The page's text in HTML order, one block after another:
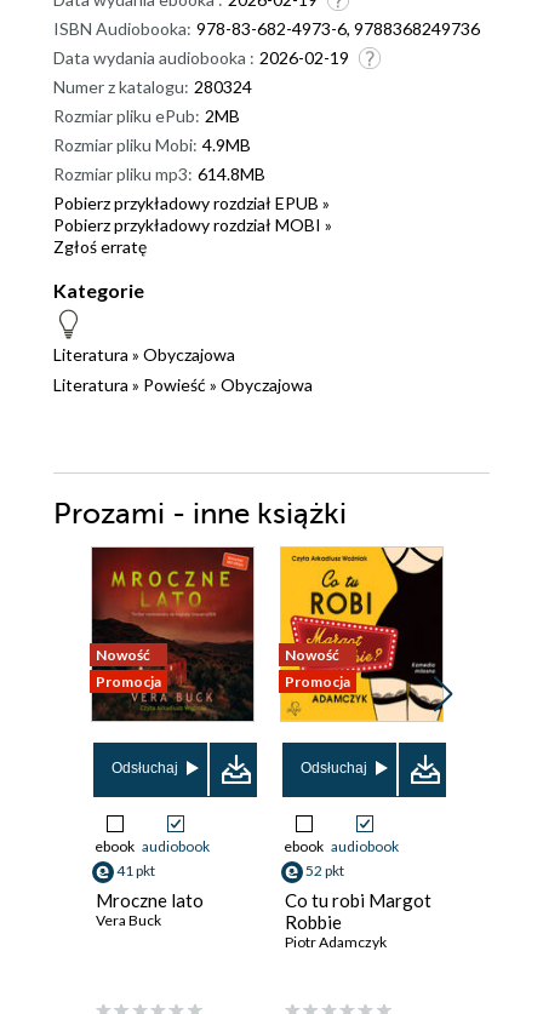
ISBN Audiobooka: 978-83-682-4973-6, 9788368249736
Data wydania audiobooka : 2026-02-19
Numer z katalogu: 280324
Rozmiar pliku ePub: 2MB
Rozmiar pliku Mobi: 4.9MB
Rozmiar pliku mp3: 614.8MB
Pobierz przykładowy rozdział EPUB »
Pobierz przykładowy rozdział MOBI »
Zgłoś erratę
Kategorie
Literatura » Obyczajowa
Literatura » Powieść » Obyczajowa
Prozami - inne książki
Nowość
Promocja
Odsłuchaj
ebook audiobook
41 pkt
Mroczne lato
Vera Buck
Nowość
Promocja
Odsłuchaj
ebook audiobook
52 pkt
Co tu robi Margot
Robbie
Piotr Adamczyk